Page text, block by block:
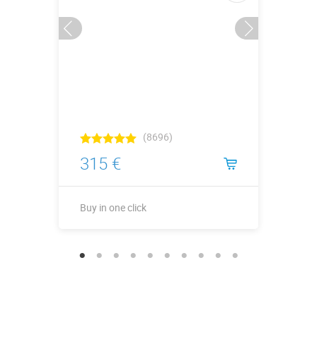
(8696)
315 €
Buy in one click